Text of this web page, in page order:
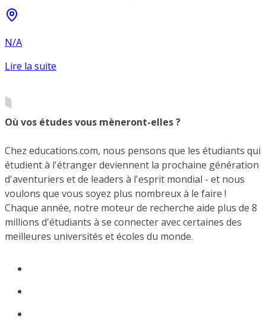
N/A
Lire la suite
Où vos études vous mèneront-elles ?
Chez educations.com, nous pensons que les étudiants qui
étudient à l'étranger deviennent la prochaine génération
d'aventuriers et de leaders à l'esprit mondial - et nous
voulons que vous soyez plus nombreux à le faire !
Chaque année, notre moteur de recherche aide plus de 8
millions d'étudiants à se connecter avec certaines des
meilleures universités et écoles du monde.